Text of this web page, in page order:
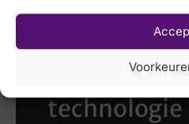
Laat uw
scannen
nieuwste 3D
technologie